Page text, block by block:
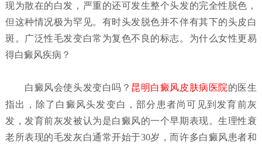
现为散在的白发，严重的还可发生整个头发的完全性脱色，
但这种情况极为罕见。有时头发脱色并不伴有其下的头皮白
斑。广泛性毛发变白常为复色不良的标志。为什么女性更易
得白癜风疾病？
白癜风会使头发变白吗？ 昆明白癜风皮肤病医院的医生
指出，除了白癜风头发变白，部分患者尚可见到发育前灰
发，发育前灰发被认为是白癜风的一个早期表现。生理性衰
老所表现的毛发灰白通常开始于30岁，而许多白癜风患者和